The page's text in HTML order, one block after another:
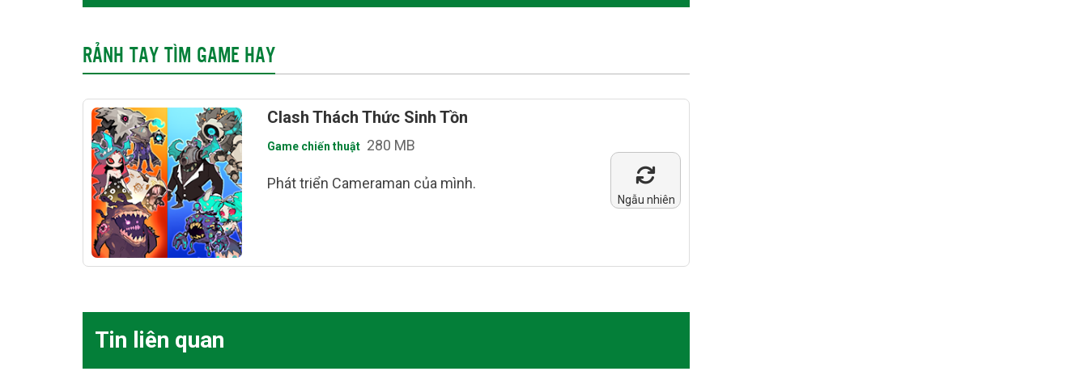
RẢNH TAY TÌM GAME HAY
Clash Thách Thức Sinh Tồn
Game chiến thuật 280 MB
Phát triển Cameraman của mình.
Ngẫu nhiên
Tin liên quan